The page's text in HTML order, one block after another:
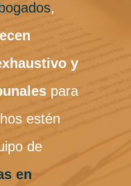
,
y
para
estén
de
en